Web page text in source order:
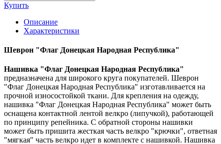
Купить
Описание
Характеристики
Шеврон "Флаг Донецкая Народная Республика"
Нашивка "Флаг Донецкая Народная Республика"
предназначена для широкого круга покупателей. Шеврон
"Флаг Донецкая Народная Республика" изготавливается на
прочной износостойкой ткани. Для крепления на одежду,
нашивка "Флаг Донецкая Народная Республика" может быть
оснащена контактной лентой велкро (липучкой), работающей
по принципу репейника. С обратной стороны нашивки
может быть пришита жесткая часть велкро "крючки", ответная
"мягкая" часть велкро идет в комплекте с нашивкой. Нашивка